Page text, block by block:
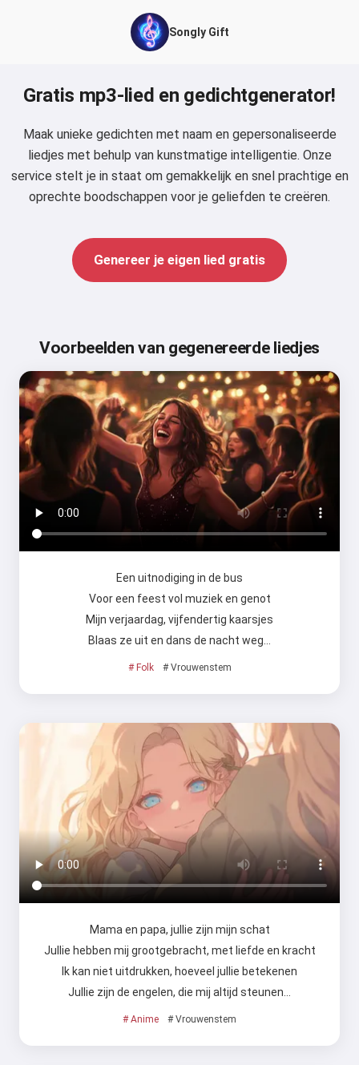
Songly Gift
Gratis mp3-lied en gedichtgenerator!
Maak unieke gedichten met naam en gepersonaliseerde
liedjes met behulp van kunstmatige intelligentie. Onze
service stelt je in staat om gemakkelijk en snel prachtige en
oprechte boodschappen voor je geliefden te creëren.
Genereer je eigen lied gratis
Voorbeelden van gegenereerde liedjes
Een uitnodiging in de bus
Voor een feest vol muziek en genot
Mijn verjaardag, vijfendertig kaarsjes
Blaas ze uit en dans de nacht weg…
# Folk # Vrouwenstem
Mama en papa, jullie zijn mijn schat
Jullie hebben mij grootgebracht, met liefde en kracht
Ik kan niet uitdrukken, hoeveel jullie betekenen
Jullie zijn de engelen, die mij altijd steunen…
# Anime # Vrouwenstem